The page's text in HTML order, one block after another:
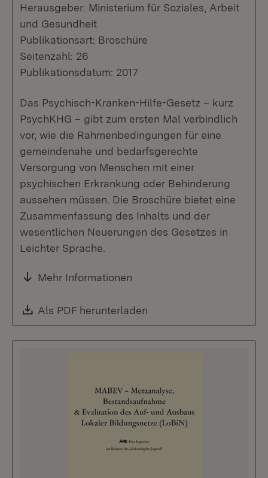
Herausgeber: Ministerium für Soziales, Arbeit
und Gesundheit
Publikationsart: Broschüre
Seitenzahl: 26
Publikationsdatum: 2017
Das Psychisch-Kranken-Hilfe-Gesetz – kurz
PsychKHG – gibt zum ersten Mal verbindlich
vor, wie die Rahmenbedingungen für eine
gemeindenahe und bedarfsgerechte
Versorgung von Menschen mit einer
psychischen Erkrankung oder Behinderung
aussehen müssen. Die Broschüre bietet eine
Zusammenfassung des Inhalts und der
wesentlichen Neuerungen des Gesetzes in
Leichter Sprache.
Mehr Informationen
Download:
Als PDF herunterladen